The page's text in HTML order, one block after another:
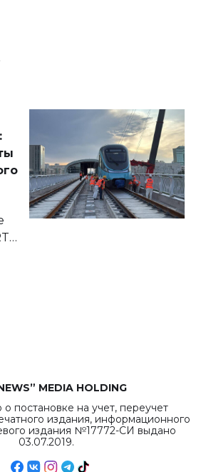
MEDIA HOLDING
о постановке на учет, переучет
издания, информационного
издания №17772-СИ выдано
03.07.2019.